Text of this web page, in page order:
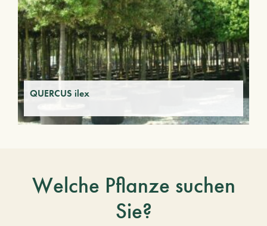
QUERCUS ilex
Welche Pflanze suchen
Sie?